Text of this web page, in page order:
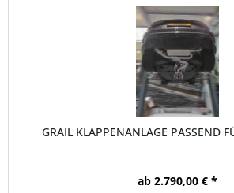
GRAIL KLAPPENANLAGE PASSEND
ab 2.790,00 € *